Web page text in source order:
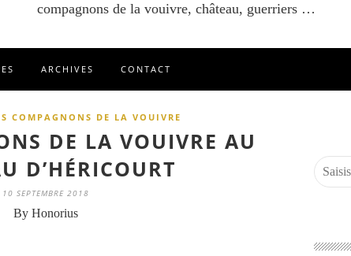
compagnons de la vouivre, château, guerriers …
ARCHIVES CONTACT
COMPAGNONS DE LA VOUIVRE
DE LA VOUIVRE AU
D’HÉRICOURT
10 SEPTEMBRE 2018
By Honorius